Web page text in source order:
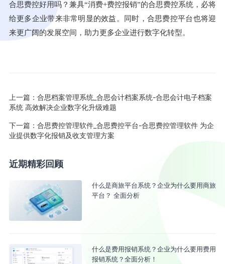
合思费控好用吗？兼具“消费+费控报销”的合思费控系统 ， 必将
给更多企业带来非常明显的效益。
同时，合思费控平台也将迎
来更广阔的发展空间，助力更多企业进行数字化转型。
上一篇： 合思档案管理系统_合思会计档案系统-合思会计电子档案
系统 高效解决企业数字化升级难题
下一篇： 合思费控管理软件_合思费控平台-合思费控管理软件 为企
业提供数字化报销及收支管理方案
近期精彩回顾
什么是商旅平台系统？企业为什么要用商旅
平台？ 全面分析
什么是费用报销系统？企业为什么要用费用
报销系统？全面分析！